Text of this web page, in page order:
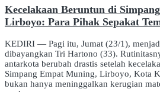
Kecelakaan Beruntun di
Lirboyo: Para Pihak Sepakat
KEDIRI — Pagi itu, Jumat (23/1),
dibayangkan Tri Hartono (33).
antarkota berubah drastis setelah
Simpang Empat Muning, Lirboyo, Kota
bukan hanya meninggalkan kerugian